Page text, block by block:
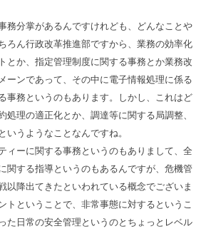
務分掌があるんですけれども、どんなことや
ろん行政改革推進部ですから、業務の効率化
とか、指定管理制度に関する事務とか業務改
ーンであって、その中に電子情報処理に係る
事務というのもあります。しかし、これはど
処理の適正化とか、調達等に関する局調整、
うようなことなんですね。
ィーに関する事務というのもありまして、全
関する指導というのもあるんですが、危機管
以降出てきたといわれている概念でございま
トということで、非常事態に対するというこ
た日常の安全管理というのとちょっとレベル